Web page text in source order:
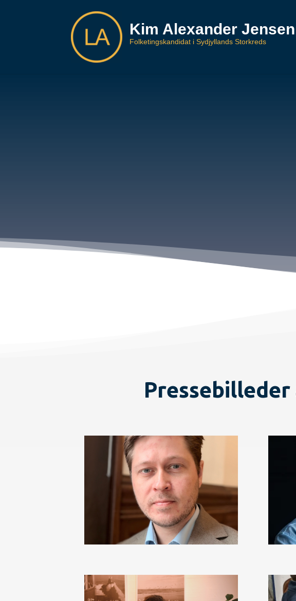
Kim Alexander Jensen
Folketingskandidat i Sydjyllands Storkreds